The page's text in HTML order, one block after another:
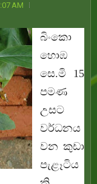
AM
බිංකො
හොඹ
සෙ.මි 15
පමණ
උසට
වර්ධනය
වන කුඩා
පැළෑටිය